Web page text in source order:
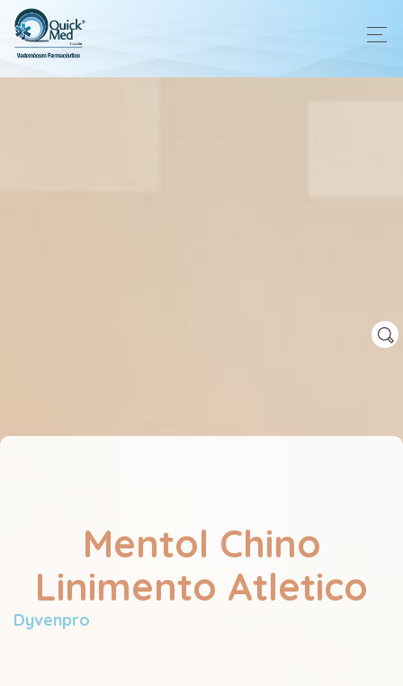
Mentol Chino
Linimento Atletico
Dyvenpro